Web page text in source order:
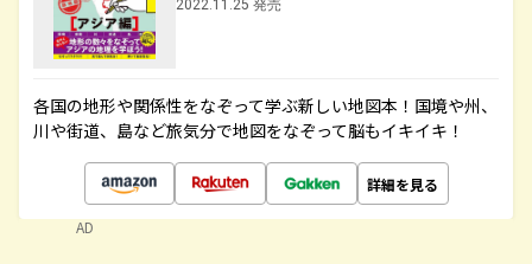
2022.11.25 発売
各国の地形や関係性をなぞって学ぶ新しい地図本！国境や州、
川や街道、島など旅気分で地図をなぞって脳もイキイキ！
詳細を見る
AD